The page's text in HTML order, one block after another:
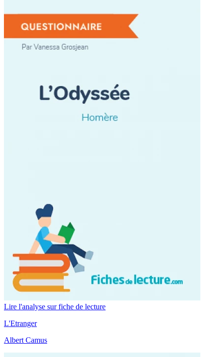
Lire l'analyse sur fiche de lecture
L'Etranger
Albert Camus